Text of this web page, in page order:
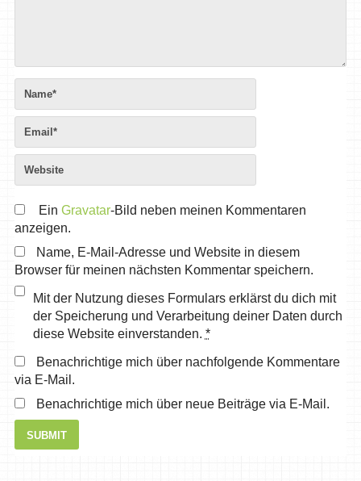
Ein Gravatar-Bild neben meinen Kommentaren
anzeigen.
Name, E-Mail-Adresse und Website in diesem
Browser für meinen nächsten Kommentar speichern.
Mit der Nutzung dieses Formulars erklärst du dich mit
der Speicherung und Verarbeitung deiner Daten durch
diese Website einverstanden. *
Benachrichtige mich über nachfolgende Kommentare
via E-Mail.
Benachrichtige mich über neue Beiträge via E-Mail.